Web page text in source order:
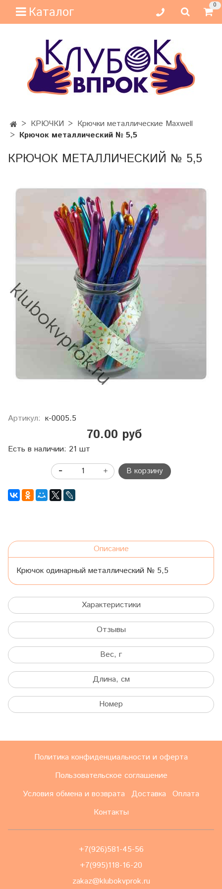
Каталог 0
КРЮЧКИ
Крючки металлические Maxwell
Крючок металлический № 5,5
КРЮЧОК МЕТАЛЛИЧЕСКИЙ № 5,5
Артикул: к-0005.5
70.00 руб
Есть в наличии: 21 шт
В корзину
Описание
Крючок одинарный металлический № 5,5
Характеристики
Отзывы
Вес, г
Длина, см
Номер
Политика конфиденциальности и оферта
Пользовательское соглашение
Условия обмена и возврата
Доставка
Оплата
Контакты
+7(926)581-45-56
+7(995)118-16-20
zakaz@klubokvprok.ru